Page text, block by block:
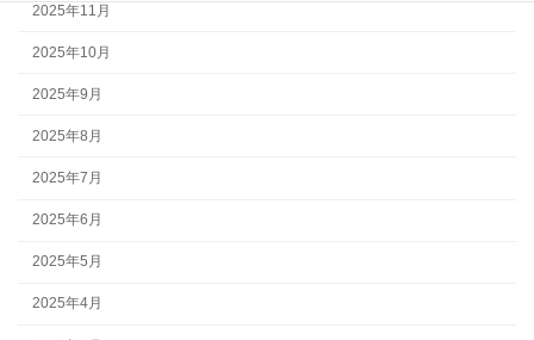
2025年11月
2025年10月
2025年9月
2025年8月
2025年7月
2025年6月
2025年5月
2025年4月